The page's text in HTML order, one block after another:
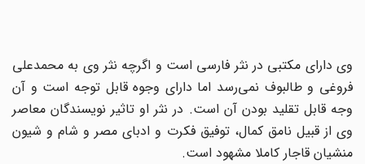
وی دارای مکتبی در نثر فارسی است و اگرچه نثر وی به محمدعلی
فروغی و طالبوف نمی‌رسد اما دارای وجوه قابل توجه است و آن
وجه قابل تقلید بودن آن است. در نثر او تاثیر نویسندگان معاصر
وی از قبیل نامق کمال، توفیق فکرت و ادبای مصر و شام و شیون
منشیان قاجار کاملا مشهود است.